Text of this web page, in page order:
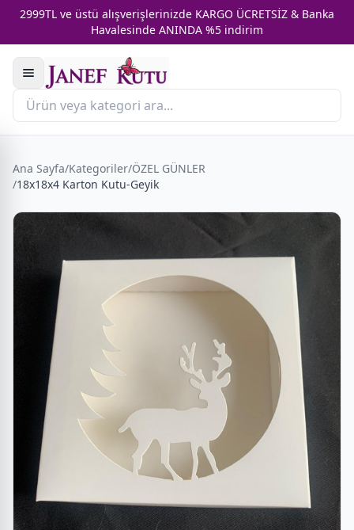
2999TL ve üstü alışverişlerinizde KARGO ÜCRETSİZ & Banka
Havalesinde ANINDA %5 indirim
Ana Sayfa/Kategoriler/ÖZEL GÜNLER
/18x18x4 Karton Kutu-Geyik